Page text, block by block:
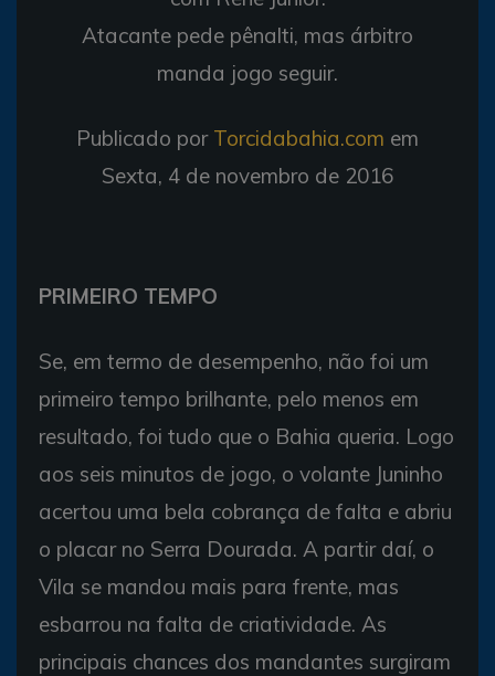
Atacante pede pênalti, mas árbitro
manda jogo seguir.
Publicado por Torcidabahia.com em
Sexta, 4 de novembro de 2016
PRIMEIRO TEMPO
Se, em termo de desempenho, não foi um
primeiro tempo brilhante, pelo menos em
resultado, foi tudo que o Bahia queria. Logo
aos seis minutos de jogo, o volante Juninho
acertou uma bela cobrança de falta e abriu
o placar no Serra Dourada. A partir daí, o
Vila se mandou mais para frente, mas
esbarrou na falta de criatividade. As
principais chances dos mandantes surgiram